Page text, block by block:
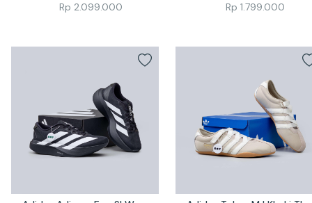
Rp 2.099.000
Rp 1.799.000